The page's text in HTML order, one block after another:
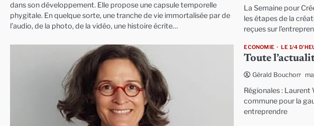
dans son développement. Elle propose une capsule temporelle
phygitale. En quelque sorte, une tranche de vie immortalisée par de
l’audio, de la photo, de la vidéo, une histoire écrite…
La Semaine pour
les étapes de la
reçues sur
ECONOMIE LE 1/4
Toute
Gérald Bouchon
Régionales :
commune pour la
entreprendre